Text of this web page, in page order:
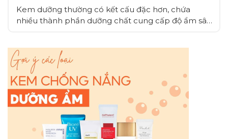
Kem dưỡng thường có kết cấu đặc hơn, chứa
nhiều thành phần dưỡng chất cung cấp độ ẩm sâu
da phù hợp cho da dầu, da nhạy cảm hoặc khi
muốn tạo lớp nền nhẹ nhàng